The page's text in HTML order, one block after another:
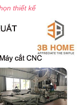
thiết kế